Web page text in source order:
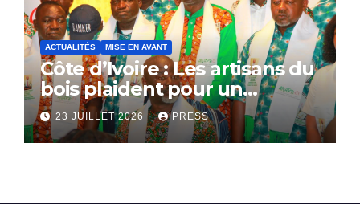
ACTUALITÉS MISE EN AVANT
Côte d’Ivoire : Les artisans du
bois plaident pour un
dialogue national
23 JUILLET 2026 PRESS